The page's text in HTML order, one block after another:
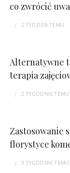
co zwrócić
1 TYDZIEŃ TEMU
Alternatywne
terapia
2 TYGODNIETEMU
Zastosowanie
florystyce
3 TYGODNIETEMU